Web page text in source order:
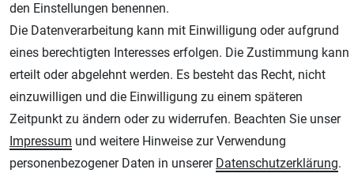
AGB Widerrufsrecht Datenschutz Impressum
Unsere weiteren Shops:
Schmincke-City.de
den Einstellungen benennen.
Die Datenverarbeitung kann mit Einwilligung oder aufgrund
eines berechtigten Interesses erfolgen. Die Zustimmung kann
erteilt oder abgelehnt werden. Es besteht das Recht, nicht
einzuwilligen und die Einwilligung zu einem späteren
Zeitpunkt zu ändern oder zu widerrufen. Beachten Sie unser
Impressum und weitere Hinweise zur Verwendung
personenbezogener Daten in unserer Daten­schutz­erklärung.